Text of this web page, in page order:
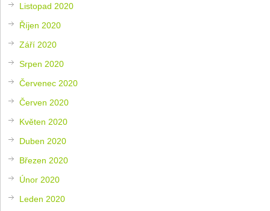
Listopad 2020
Říjen 2020
Září 2020
Srpen 2020
Červenec 2020
Červen 2020
Květen 2020
Duben 2020
Březen 2020
Únor 2020
Leden 2020